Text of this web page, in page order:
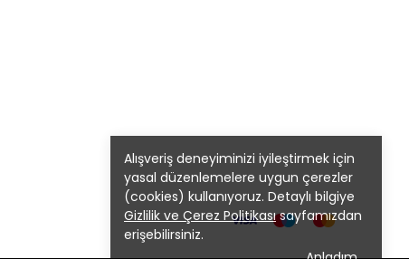
Alışveriş deneyiminizi iyileştirmek için
yasal düzenlemelere uygun çerezler
(cookies) kullanıyoruz. Detaylı bilgiye
Gizlilik ve Çerez Politikasısayfamızdan
erişebilirsiniz.